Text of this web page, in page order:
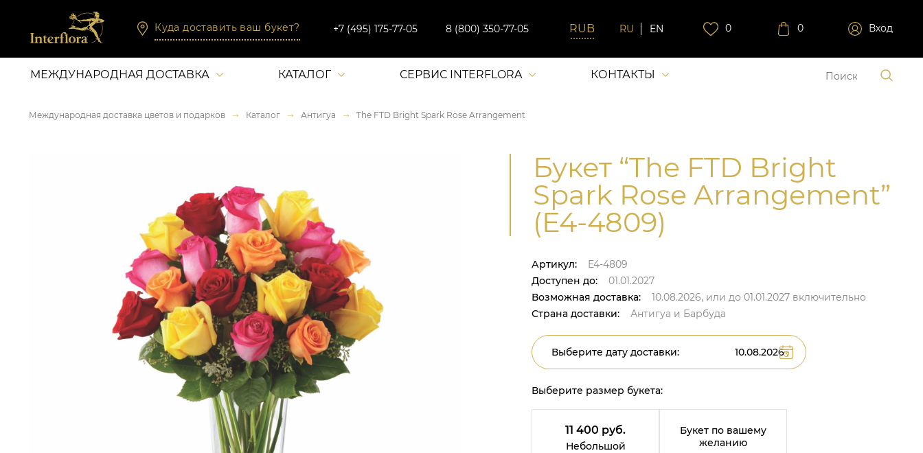
Куда доставить ваш букет? +7 (495) 175-77-05 8 (800) 350-77-05 RU EN 0 0 Вход
МЕЖДУНАРОДНАЯ ДОСТАВКА КАТАЛОГ СЕРВИС INTERFLORA КОНТАКТЫ
Международная доставка цветов и подарков Каталог Антигуа The FTD Bright Spark Rose Arrangement
Букет “The FTD Bright
Spark Rose Arrangement”
(E4-4809)
Артикул:
E4-4809
Доступен до:
01.01.2027
Возможная доставка:
10.08.2026, или до 01.01.2027 включительно
Страна доставки:
Антигуа и Барбуда
Выберите дату доставки:
Выберите размер букета:
11 400 руб.
Небольшой
Букет по вашему
желанию